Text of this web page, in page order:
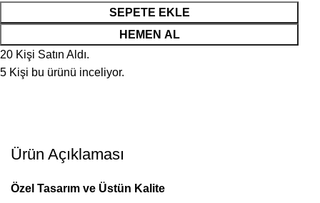
SEPETE EKLE
HEMEN AL
20 Kişi Satın Aldı.
5 Kişi bu ürünü inceliyor.
Ürün Açıklaması
Özel Tasarım ve Üstün Kalite